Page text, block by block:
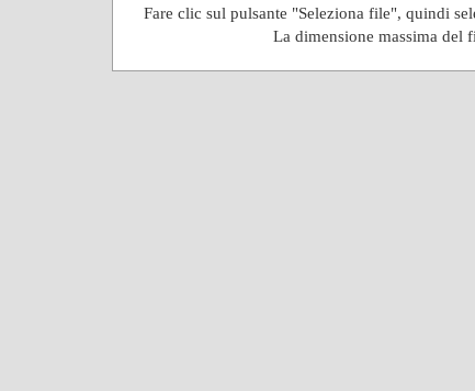
Fare clic sul pulsante "Seleziona file", quindi
La dimensione massima del